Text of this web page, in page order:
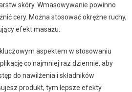
skóry. Wmasowywanie powinno
cery. Można stosować okrężne ruchy,
efekt masażu.
aspektem w stosowaniu
co najmniej raz dziennie, aby
do nawilżenia i składników
produkt, tym lepsze efekty